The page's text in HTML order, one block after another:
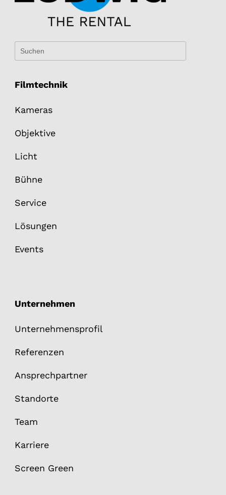
Filmtechnik
Kameras
Objektive
Licht
Bühne
Service
Lösungen
Events
Unternehmen
Unternehmensprofil
Referenzen
Ansprechpartner
Standorte
Team
Karriere
Screen Green